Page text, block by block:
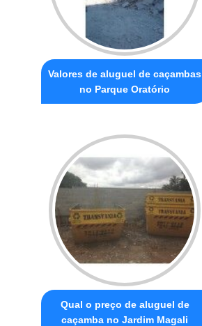
Valores de aluguel de caçambas
no Parque Oratório
Qual o preço de aluguel de
caçamba no Jardim Magali